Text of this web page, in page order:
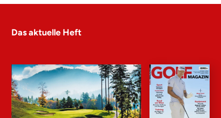
Das aktuelle Heft